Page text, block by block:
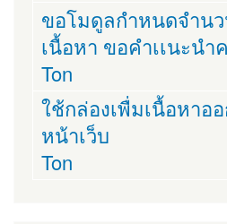
ขอโมดูลกำหนดจำนว
เนื้อหา ขอคำเเนะนำ
Ton
ใช้กล่องเพื่มเนื้อหาอ
หน้าเว็บ
Ton